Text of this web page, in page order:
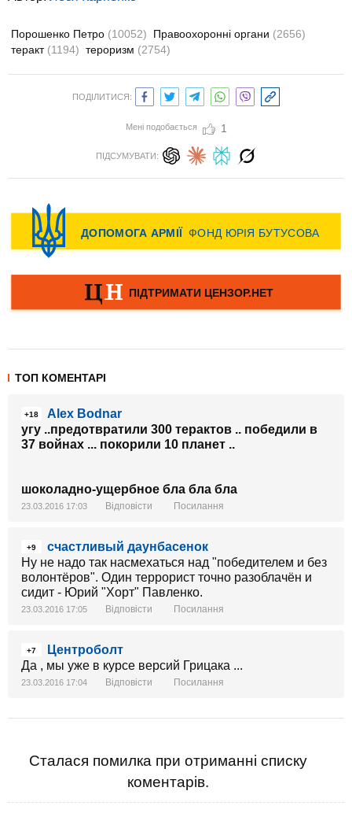
Порошенко Петро (10052) Правоохоронні органи (2656)
теракт (1194) тероризм (2754)
ПОДІЛИТИСЯ:
Мені подобається 1
ПІДСУМУВАТИ:
ТОП КОМЕНТАРІ
+18
Alex Bodnar
угу ..предотвратили 300 терактов .. победили в
37 войнах ... покорили 10 планет ..
шоколадно-ущербное бла бла бла
23.03.2016 17:03 Відповісти Посилання
+9
счастливый даунбасенок
Ну не надо так насмехаться над "победителем и без
волонтёров". Один террорист точно разоблачён и
сидит - Юрий "Хорт" Павленко.
23.03.2016 17:05 Відповісти Посилання
+7
Центроболт
Да , мы уже в курсе версий Грицака ...
23.03.2016 17:04 Відповісти Посилання
Сталася помилка при отриманні списку
коментарів.